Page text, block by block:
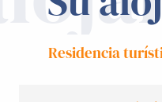
Residencia